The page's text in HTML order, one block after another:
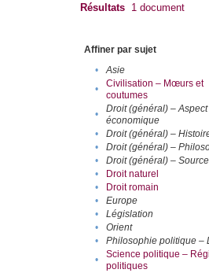
Résultats 1 document
Affiner par sujet
•
Asie
•
Civilisation – Mœurs et
coutumes
•
Droit (général) – Aspect
économique
• Droit (général) –
•
Droit (général) –
•
Droit (général) –
•
Droit naturel
•
Droit romain
•
Europe
•
Législation
•
Orient
•
Philosophie politique –
•
Science politique –
politiques